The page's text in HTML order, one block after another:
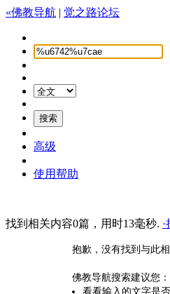
«佛教导航 | 觉之路论坛
高级
使用帮助
找到相关内容0篇，用时13毫秒.
抱歉，没有找到与此相
佛教导航搜索建议您：
看看输入的文字是